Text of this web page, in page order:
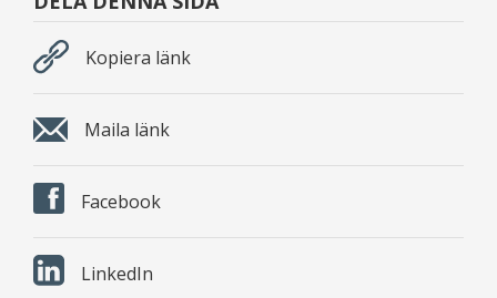
Kopiera länk
Maila länk
Facebook
LinkedIn